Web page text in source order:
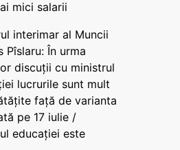
mici salarii
interimar al Muncii
Pîslaru: În urma
discuții cu ministrul
lucrurile sunt mult
față de varianta
pe 17 iulie /
educației este